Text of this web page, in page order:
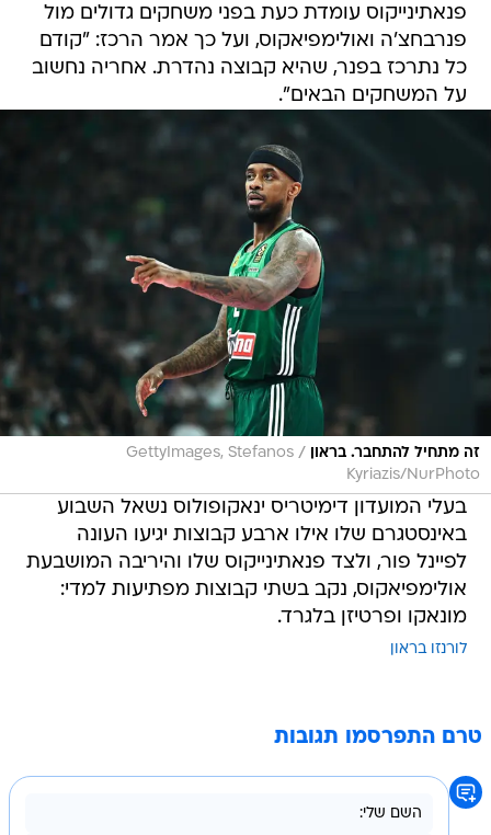
פנאתינייקוס עומדת כעת בפני משחקים גדולים מול
פנרבחצ'ה ואולימפיאקוס, ועל כך אמר הרכז: "קודם
כל נתרכז בפנר, שהיא קבוצה נהדרת. אחריה נחשוב
על המשחקים הבאים".
זה מתחיל להתחבר. בראון /
GettyImages, Stefanos
Kyriazis/NurPhoto
בעלי המועדון דימיטריס ינאקופולוס נשאל השבוע
באינסטגרם שלו אילו ארבע קבוצות יגיעו העונה
לפיינל פור, ולצד פנאתינייקוס שלו והיריבה המושבעת
אולימפיאקוס, נקב בשתי קבוצות מפתיעות למדי:
מונאקו ופרטיזן בלגרד.
לורנזו בראון
טרם התפרסמו תגובות